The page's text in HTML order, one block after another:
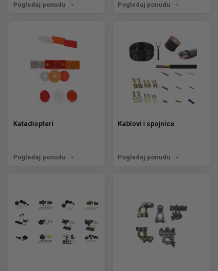
Pogledaj ponudu Pogledaj ponudu
Katadiopteri
Pogledaj ponudu
Kablovi i spojnice
Pogledaj ponudu